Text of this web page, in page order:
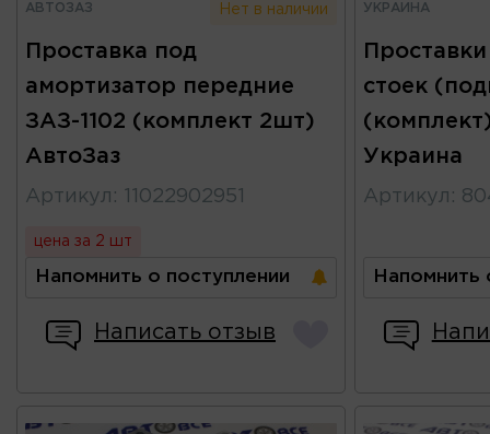
АВТОЗАЗ Нет в наличии
Проставка под
амортизатор передние
ЗАЗ-1102 (комплект 2шт)
АвтоЗаз
Артикул : 11022902951
цена за 2 шт
Напомнить о поступлении
Написать отзыв
УКРАИНА
стоек
Украина
Артикул :
Напомнить